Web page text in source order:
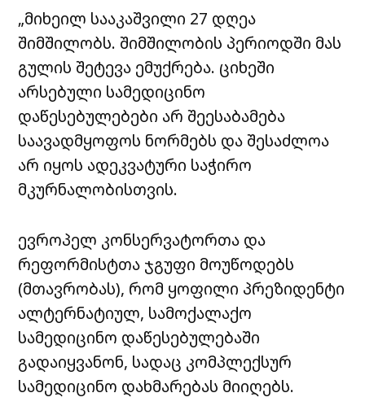
„მიხეილ სააკაშვილი 27 დღეა
შიმშილობს. შიმშილობის პერიოდში მას
გულის შეტევა ემუქრება. ციხეში
არსებული სამედიცინო
დაწესებულებები არ შეესაბამება
საავადმყოფოს ნორმებს და შესაძლოა
არ იყოს ადეკვატური საჭირო
მკურნალობისთვის.
ევროპელ კონსერვატორთა და
რეფორმისტთა ჯგუფი მოუწოდებს
(მთავრობას), რომ ყოფილი პრეზიდენტი
ალტერნატიულ, სამოქალაქო
სამედიცინო დაწესებულებაში
გადაიყვანონ, სადაც კომპლექსურ
სამედიცინო დახმარებას მიიღებს.